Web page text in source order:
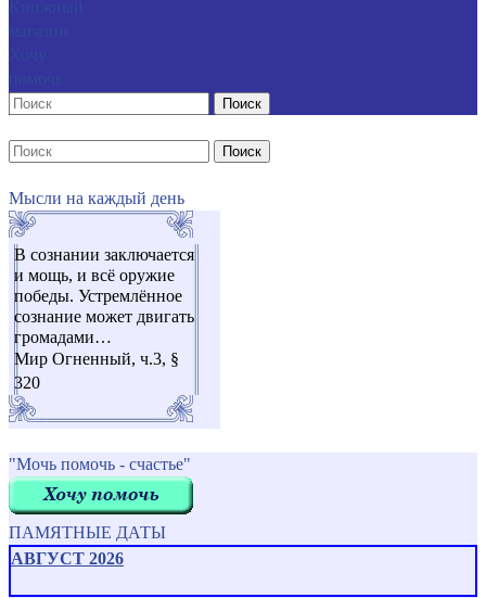
Поиск
Поиск
Мысли на каждый день
В сознании заключается
и мощь, и всё оружие
победы. Устремлённое
сознание может двигать
громадами…
Мир Огненный, ч.3, §
320
"Мочь помочь - счастье"
ПАМЯТНЫЕ ДАТЫ
АВГУСТ 2026